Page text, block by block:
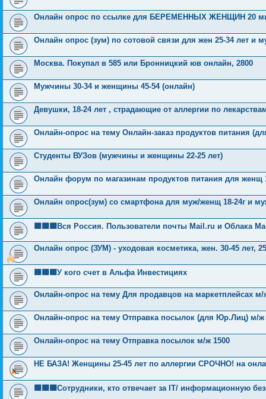
Онлайн опрос по ссылке для БЕРЕМЕННЫХ ЖЕНЩИН 20
Онлайн опрос (зум) по сотовой связи для жен 25-34 лет и
Москва. Покупал в 585 или Бронницкий юв онлайн, 2800
Мужчины 30-34 и женщины 45-54 (онлайн)
Девушки, 18-24 лет , страдающие от аллергии по
Онлайн-опрос на тему Онлайн-заказ продуктов питания
Студенты ВУЗов (мужчины и женщины 22-25 лет)
Онлайн форум по магазинам продуктов питания для женщ
Онлайн опрос(зум) со смартфона для муж/женщ 18-24г и
🟩🟩🟩Вся Россия. Пользователи почты Mail.ru и Облака
Онлайн опрос (ЗУМ) - уходовая косметика, жен. 30-45 лет,
🟩🟩🟩У кого счет в Альфа Инвестициях
Онлайн-опрос на тему Для продавцов на маркетплейсах м/
Онлайн-опрос на тему Отправка посылок (для Юр.Лиц) м/ж
Онлайн-опрос на тему Отправка посылок м/ж 1500
НЕ БАЗА! Женщины 25-45 лет по аллергии СРОЧНО! на
🟩🟩🟩Сотрудники, кто отвечает за IT/ информационную